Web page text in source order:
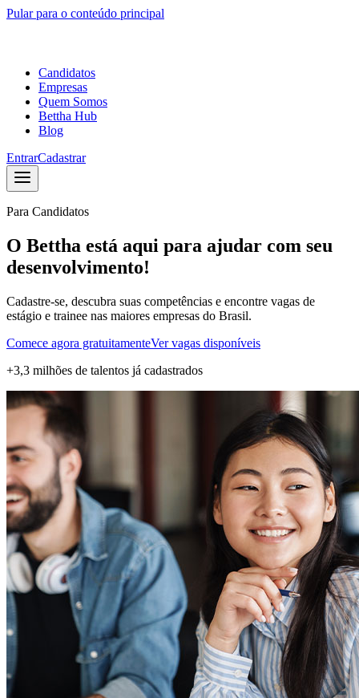
Pular para o conteúdo principal
Candidatos
Empresas
Quem Somos
Bettha Hub
Blog
EntrarCadastrar
Para Candidatos
O Bettha está aqui para ajudar com seu
desenvolvimento!
Cadastre-se, descubra suas competências e encontre vagas de
estágio e trainee nas maiores empresas do Brasil.
Comece agora gratuitamenteVer vagas disponíveis
+3,3 milhões de talentos já cadastrados